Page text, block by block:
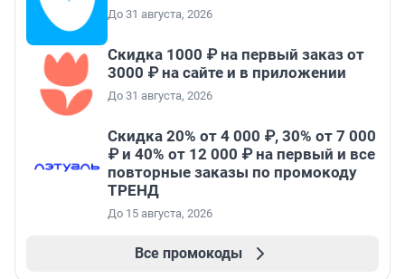
До 31 августа, 2026
Скидка 1000 ₽ на первый заказ от
3000 ₽ на сайте и в приложении
До 31 августа, 2026
Скидка 20% от 4 000 ₽, 30% от 7 000
₽ и 40% от 12 000 ₽ на первый и все
повторные заказы по промокоду
ТРЕНД
До 15 августа, 2026
Все промокоды